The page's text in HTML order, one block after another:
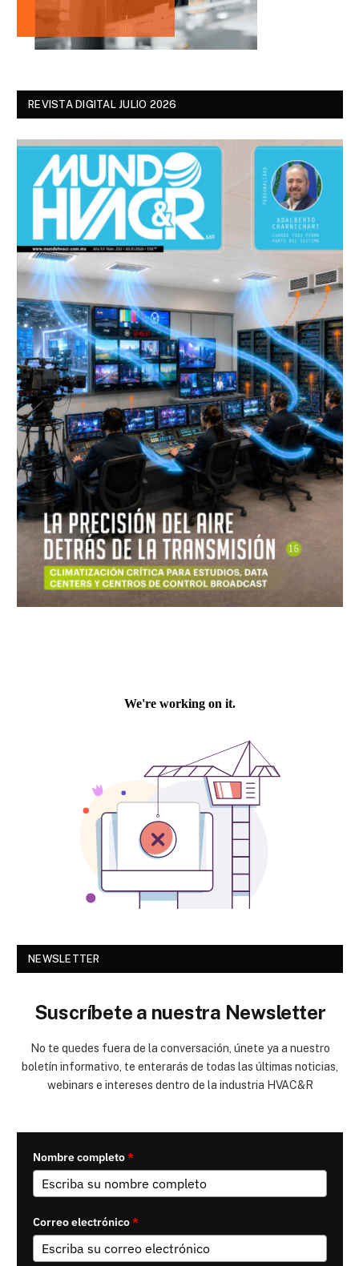
REVISTA DIGITAL JULIO 2026
NEWSLETTER
Suscríbete a nuestra Newsletter
No te quedes fuera de la conversación, únete ya a nuestro
boletín informativo, te enterarás de todas las últimas noticias,
webinars e intereses dentro de la industria HVAC&R
Nombre completo*
Correo electrónico*